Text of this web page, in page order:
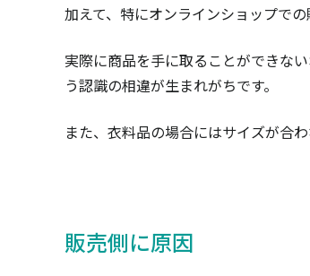
加えて、特にオンラインショップで
実際に商品を手に取ることができな
う認識の相違が生まれがちです。
また、衣料品の場合にはサイズが合
販売側に原因